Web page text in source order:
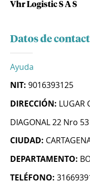
Vhr Logistic S A S
Datos de
Ayuda
NIT: 9016393125
DIRECCIÓN: LUGAR
DIAGONAL 22 Nro 53
CIUDAD:
DEPARTAMENTO:
TELÉFONO: